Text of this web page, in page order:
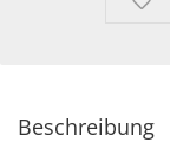
Beschreibung